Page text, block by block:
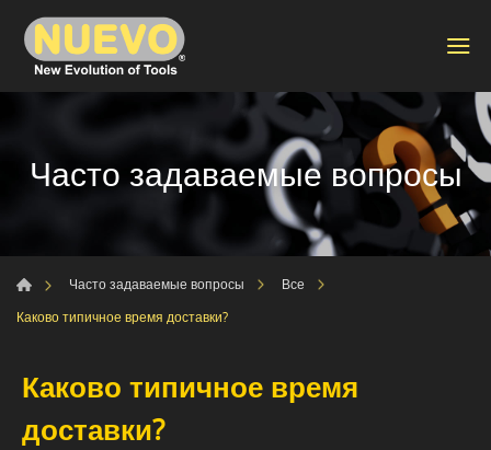
Часто задаваемые вопросы
Часто задаваемые вопросы
Все
Каково типичное время доставки?
Каково типичное время
доставки?